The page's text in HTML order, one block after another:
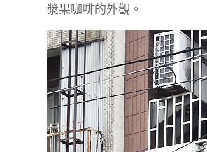
漿果咖啡的外觀。